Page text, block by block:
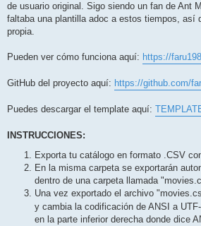
de usuario original. Sigo siendo un fan de Ant
faltaba una plantilla adoc a estos tiempos, así
propia.
Pueden ver cómo funciona aquí: https://
GitHub del proyecto aquí: https://github.com/
Puedes descargar el template aquí:
INSTRUCCIONES:
Exporta tu catálogo en formato .CSV
En la misma carpeta se exportarán
dentro de una carpeta llamada
Una vez exportado el archivo
y cambia la codificación de ANSI a
en la parte inferior derecha donde dice